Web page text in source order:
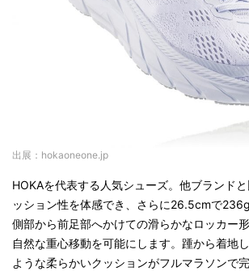
出展：hokaoneone.jp
HOKAを代表する人気シューズ。他ブランド
ッション性を体感でき、さらに26.5cmで
側部から前足部へかけての滑らかなロッカー
自然な重心移動を可能にします。踵から着地
ような柔らかいクッションがフルマラソンで